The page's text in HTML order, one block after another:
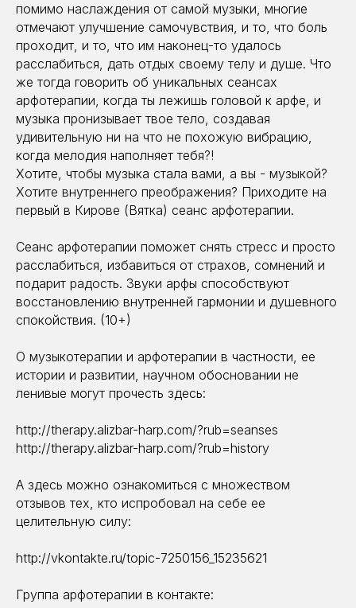
помимо наслаждения от самой музыки, многие
отмечают улучшение самочувствия, и то, что боль
проходит, и то, что им наконец-то удалось
расслабиться, дать отдых своему телу и душе. Что
же тогда говорить об уникальных сеансах
арфотерапии, когда ты лежишь головой к арфе, и
музыка пронизывает твое тело, создавая
удивительную ни на что не похожую вибрацию,
когда мелодия наполняет тебя?!
Хотите, чтобы музыка стала вами, а вы - музыкой?
Хотите внутреннего преображения? Приходите на
первый в Кирове (Вятка) сеанс арфотерапии.
Сеанс арфотерапии поможет снять стресс и просто
расслабиться, избавиться от страхов, сомнений и
подарит радость. Звуки арфы способствуют
восстановлению внутренней гармонии и душевного
спокойствия. (10+)
О музыкотерапии и арфотерапии в частности, ее
истории и развитии, научном обосновании не
ленивые могут прочесть здесь:
http://therapy.alizbar-harp.com/?rub=seanses
http://therapy.alizbar-harp.com/?rub=history
А здесь можно ознакомиться с множеством
отзывов тех, кто испробовал на себе ее
целительную силу:
http://vkontakte.ru/topic-7250156_15235621
Группа арфотерапии в контакте: